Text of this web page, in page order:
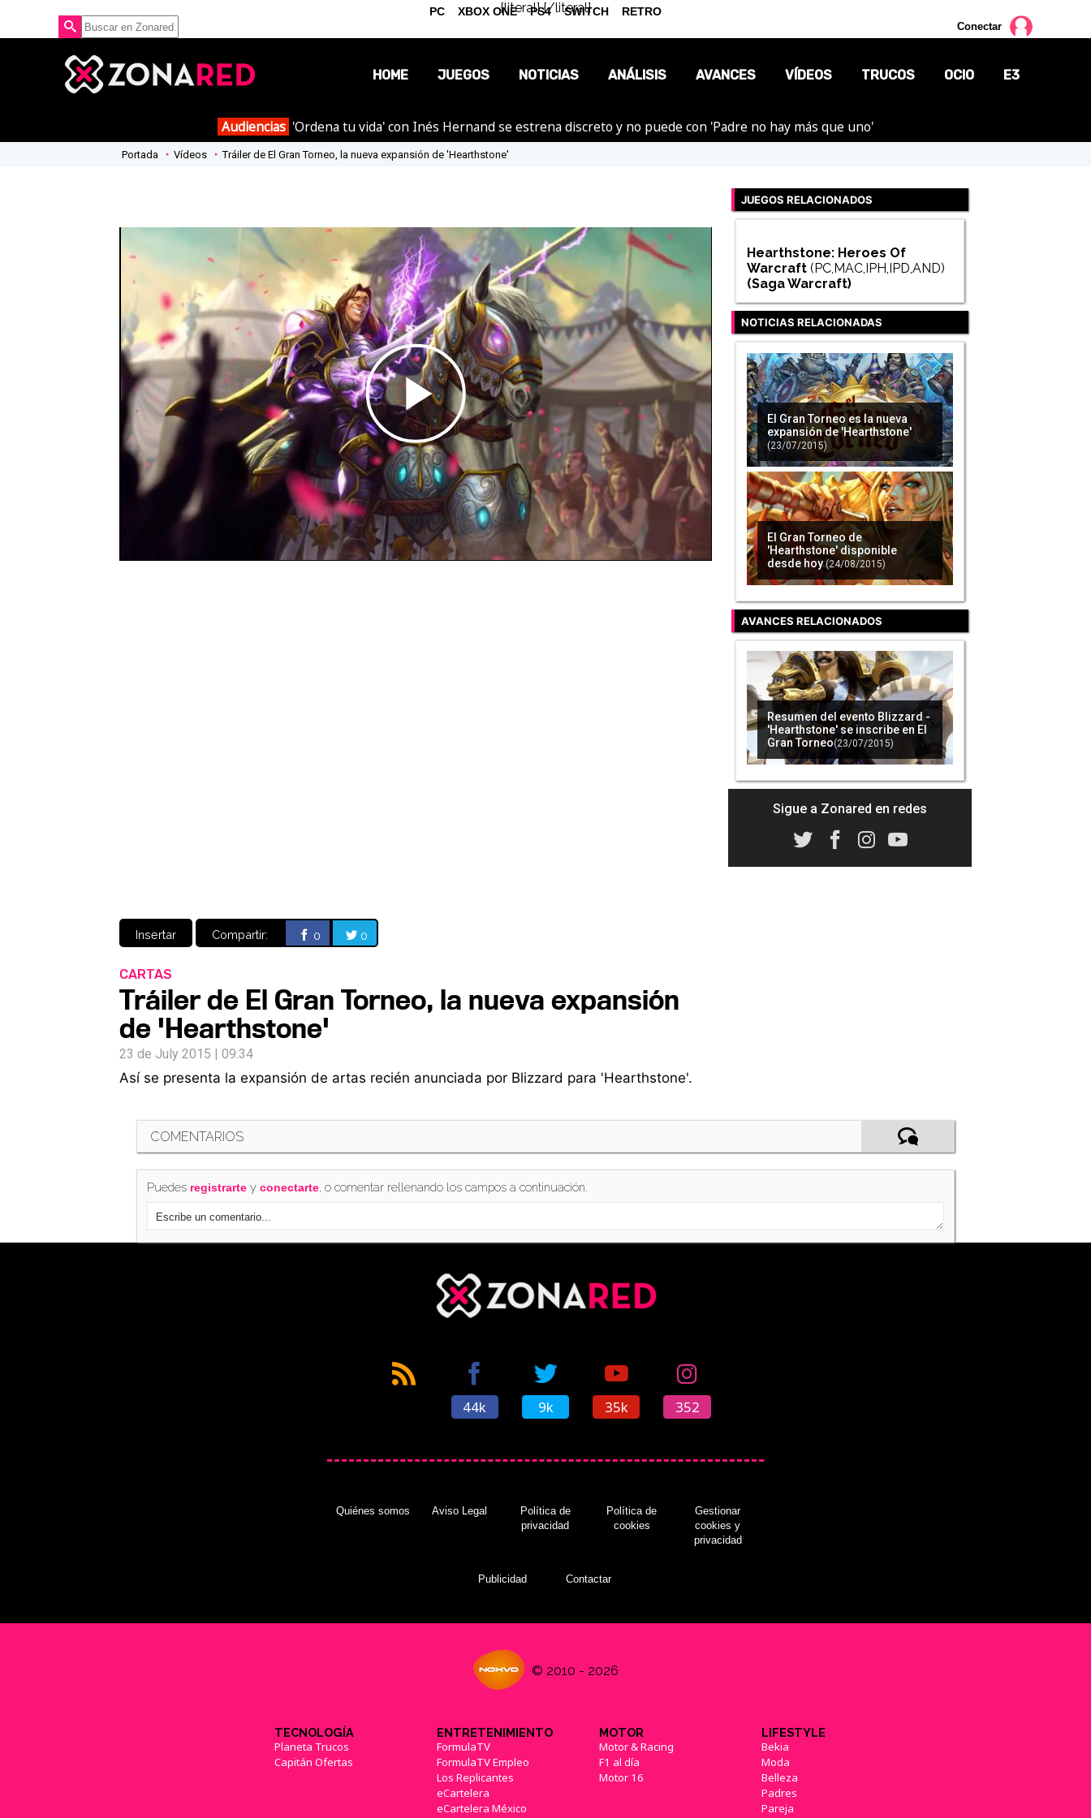
{literal}{/literal}
Conectar
HOME JUEGOS NOTICIAS
OPINIÓN
ANÁLISIS AVANCES VÍDEOS TRUCOS OCIO E3
Audiencias 'Ordena tu vida' con Inés Hernand se estrena discreto y no puede con 'Padre no hay más que uno'
Portada Vídeos Tráiler de El Gran Torneo, la nueva expansión de 'Hearthstone'
Play
Video
Insertar Compartir: 0 0
CARTAS
Tráiler de El Gran Torneo, la nueva expansión
de 'Hearthstone'
23 de July 2015 | 09:34
Así se presenta la expansión de artas recién anunciada por Blizzard para 'Hearthstone'.
JUEGOS RELACIONADOS
Hearthstone: Heroes Of
Warcraft (PC,MAC,IPH,IPD,AND)
(SagaWarcraft)
NOTICIAS RELACIONADAS
El Gran Torneo es la nueva
expansión de 'Hearthstone'
(23/07/2015)
El Gran Torneo de
'Hearthstone' disponible
desde hoy (24/08/2015)
AVANCES RELACIONADOS
Resumen del evento Blizzard -
'Hearthstone' se inscribe en El
Gran Torneo(23/07/2015)
Sigue a Zonared en redes
COMENTARIOS
Puedes registrartey conectarte, o comentar rellenando los campos a continuación.
PC XBOX ONE PS4 SWITCH RETRO
44k 9k 35k 352
Quiénes somos Aviso Legal
Política de
privacidad
Política de
cookies
Gestionar
cookies y
privacidad
Publicidad Contactar
© 2010 - 2026
TECNOLOGÍA
Planeta Trucos
Capitán Ofertas
ENTRETENIMIENTO
FormulaTV
FormulaTV Empleo
Los Replicantes
eCartelera
eCartelera México
MOTOR
Motor & Racing
F1 al día
Motor 16
LIFESTYLE
Bekia
Moda
Belleza
Padres
Pareja